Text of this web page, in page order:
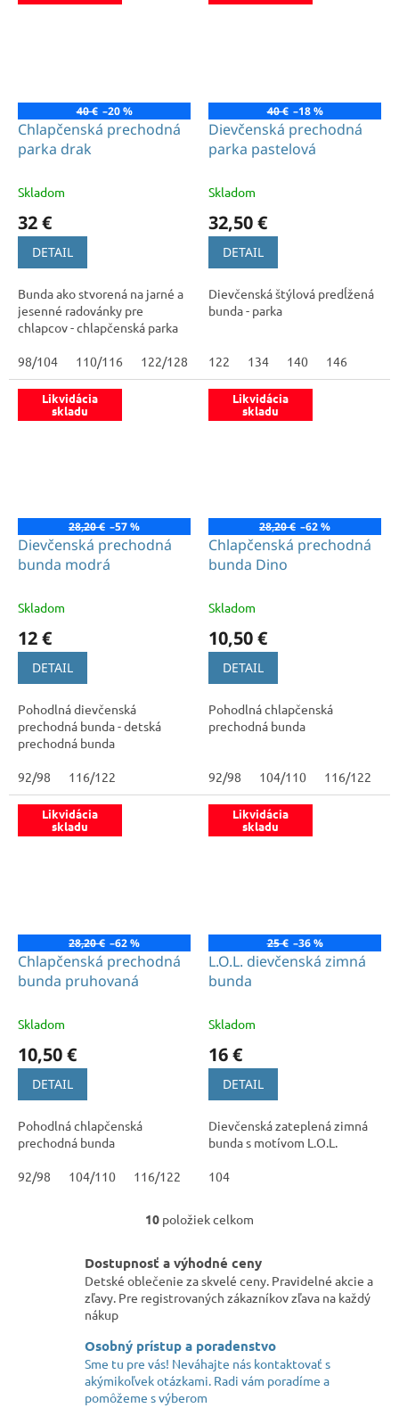
40 € –20 %
Chlapčenská prechodná
parka drak
Skladom
32 €
DETAIL
Bunda ako stvorená na jarné a
jesenné radovánky pre
chlapcov - chlapčenská parka
98/104 110/116 122/128
40 € –18 %
Dievčenská prechodná
parka pastelová
Skladom
32,50 €
DETAIL
Dievčenská štýlová predĺžená
bunda - parka
122 134 140 146
Likvidácia
skladu
28,20 € –57 %
Dievčenská prechodná
bunda modrá
Skladom
12 €
DETAIL
Pohodlná dievčenská
prechodná bunda - detská
prechodná bunda
92/98 116/122
Likvidácia
skladu
28,20 € –62 %
Chlapčenská prechodná
bunda Dino
Skladom
10,50 €
DETAIL
Pohodlná chlapčenská
prechodná bunda
92/98 104/110 116/122
Likvidácia
skladu
28,20 € –62 %
Chlapčenská prechodná
bunda pruhovaná
Skladom
10,50 €
DETAIL
Pohodlná chlapčenská
prechodná bunda
92/98 104/110 116/122 128
Likvidácia
skladu
25 € –36 %
L.O.L. dievčenská zimná
bunda
Skladom
16 €
DETAIL
Dievčenská zateplená zimná
bunda s motívom L.O.L.
104
O
l
á
d
a
i
e
p
r
10 položiek celkom
Dostupnosť a výhodné ceny
Detské oblečenie za skvelé ceny. Pravidelné akcie a
zľavy. Pre registrovaných zákazníkov zľava na každý
nákup
Osobný prístup a poradenstvo
Sme tu pre vás! Neváhajte nás kontaktovať s
akýmikoľvek otázkami. Radi vám poradíme a
pomôžeme s výberom